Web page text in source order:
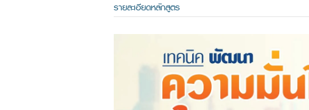
รายละเอียดหลักสูตร